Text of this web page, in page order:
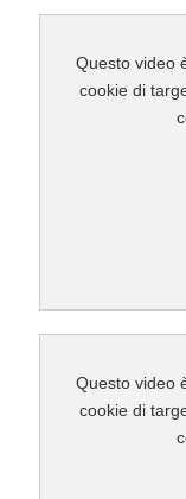
Questo video
cookie di
Questo video
cookie di